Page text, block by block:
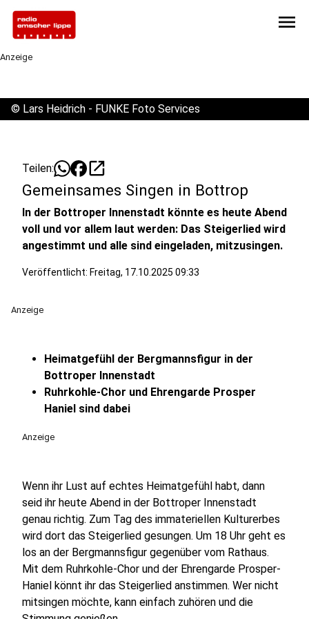
menu
Anzeige
© Lars Heidrich - FUNKE Foto Services
Teilen: open_in_new
Gemeinsames Singen in Bottrop
In der Bottroper Innenstadt könnte es heute Abend
voll und vor allem laut werden: Das Steigerlied wird
angestimmt und alle sind eingeladen, mitzusingen.
Veröffentlicht: Freitag, 17.10.2025 09:33
Anzeige
Heimatgefühl der Bergmannsfigur in der
Bottroper Innenstadt
Ruhrkohle-Chor und Ehrengarde Prosper
Haniel sind dabei
Anzeige
Wenn ihr Lust auf echtes Heimatgefühl habt, dann
seid ihr heute Abend in der Bottroper Innenstadt
genau richtig. Zum Tag des immateriellen Kulturerbes
wird dort das Steigerlied gesungen. Um 18 Uhr geht es
los an der Bergmannsfigur gegenüber vom Rathaus.
Mit dem Ruhrkohle-Chor und der Ehrengarde Prosper-
Haniel könnt ihr das Steigerlied anstimmen. Wer nicht
mitsingen möchte, kann einfach zuhören und die